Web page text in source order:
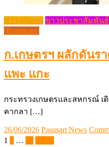
ข่าว (News) ข่าวประชาสัมพันธ์
(Ruminant)
ก.เกษตรฯ ผลักดันร
แพะ แกะ
กระทรวงเกษตรและสหกรณ์
คากลา […]
Posted
on
26/06/2026 Author
Pasusart News
Posts
1 …